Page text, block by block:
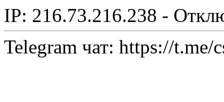
IP: 216.73.216.238 -
Telegram чат: https://t.me/